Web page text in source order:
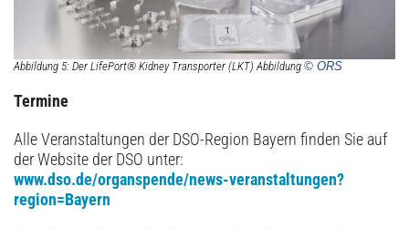
Abbildung 5: Der LifePort® Kidney Transporter (LKT) Abbildung © ORS
Termine
Alle Veranstaltungen der DSO-Region Bayern finden Sie auf
der Website der DSO unter:
www.dso.de/organspende/news-veranstaltungen?
region=Bayern